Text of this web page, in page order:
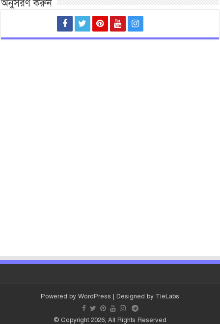
অনুসরণ করুন
Powered by WordPress | Designed by TieLabs
© Copyright 2026, All Rights Reserved